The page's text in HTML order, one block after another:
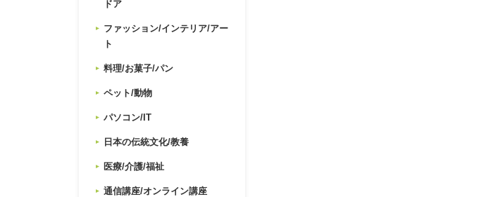
ドア
ファッション/インテリア/アー
ト
料理/お菓子/パン
ペット/動物
パソコン/IT
日本の伝統文化/教養
医療/介護/福祉
通信講座/オンライン講座